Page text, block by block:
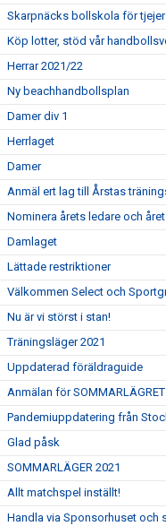
Skarpnäcks bollskola för tjejer
Köp lotter, stöd vår
Herrar 2021/22
Ny beachhandbollsplan
Damer div 1
Herrlaget
Damer
Anmäl ert lag till Årstas
Nominera årets ledare och
Damlaget
Lättade restriktioner
Välkommen Select och
Nu är vi störst i stan!
Träningsläger 2021
Uppdaterad föräldraguide
Anmälan för
Pandemiuppdatering från
Glad påsk
SOMMARLÄGER 2021
Allt matchspel inställt!
Handla via Sponsorhuset och